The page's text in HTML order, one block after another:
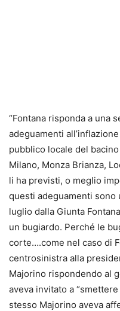
“Fontana risponda a una
adeguamenti
pubblico locale del
Milano, Monza Brianza,
li ha previsti, o meglio
questi adeguamenti
luglio dalla Giunta
un bugiardo. Perché le
corte….come nel caso di
centrosinistra alla
Majorino rispondendo al
aveva invitato a
stesso Majorino aveva